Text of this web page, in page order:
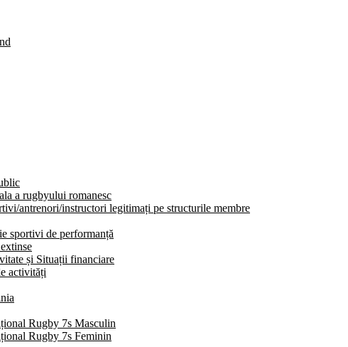
a rugbyului romanesc
antrenori/instructori legitimați pe structurile membre
sportivi de performanță
și Situații financiare
activități
Rugby 7s Masculin
Rugby 7s Feminin